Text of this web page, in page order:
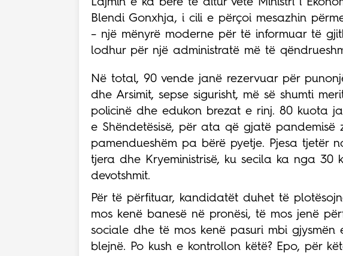
Blendi Gonxhja, i cili e përçoi mesazhin
– një mënyrë moderne për të informuar të
lodhur për një administratë më të
Në total, 90 vende janë rezervuar për
dhe Arsimit, sepse sigurisht, më së shumti
policinë dhe edukon brezat e rinj. 80 kuota
e Shëndetësisë, për ata që gjatë pandemisë
pamendueshëm pa bërë pyetje. Pjesa tjetër
tjera dhe Kryeministrisë, ku secila ka nga 30
devotshmit.
Për të përfituar, kandidatët duhet të
mos kenë banesë në pronësi, të mos jenë
sociale dhe të mos kenë pasuri mbi gjysmën
blejnë. Po kush e kontrollon këtë? Epo, për